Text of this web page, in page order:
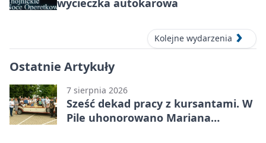
wycieczka autokarowa
Kolejne wydarzenia
Ostatnie Artykuły
7 sierpnia 2026
Sześć dekad pracy z kursantami. W
Pile uhonorowano Mariana